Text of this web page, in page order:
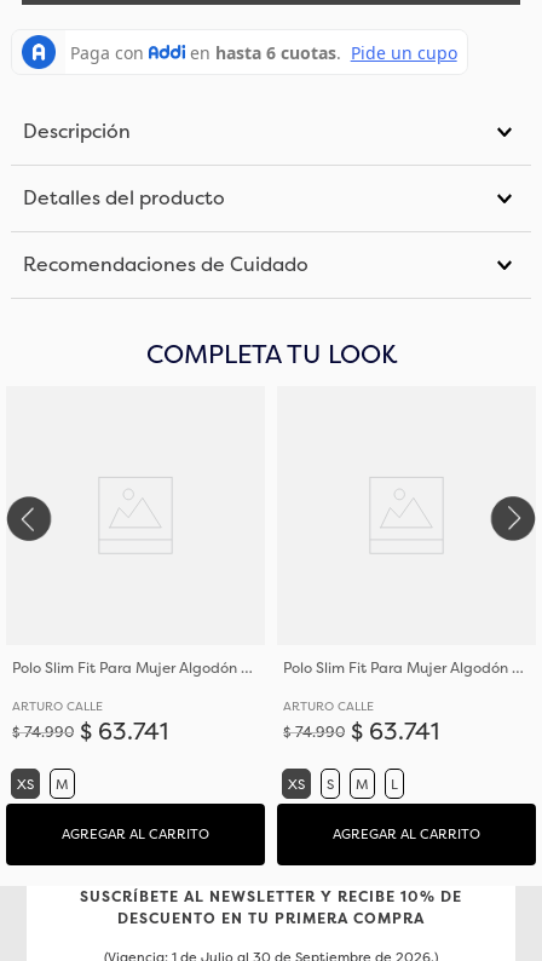
Descripción
Detalles del producto
Recomendaciones de Cuidado
COMPLETA TU LOOK
Polo Slim Fit Para Mujer Algodón de Tejido de Punto
ARTURO CALLE
$74.990 $ 63.741
XS M
AGREGAR AL CARRITO
Polo Slim Fit Para Mujer Algodón de Tejido de Punto
ARTURO CALLE
$74.990 $ 63.741
XS S M L
AGREGAR AL CARRITO
SUSCRÍBETE AL NEWSLETTER Y RECIBE 10% DE
DESCUENTO EN TU PRIMERA COMPRA
(Vigencia: 1 de Julio al 30 de Septiembre de 2026.)